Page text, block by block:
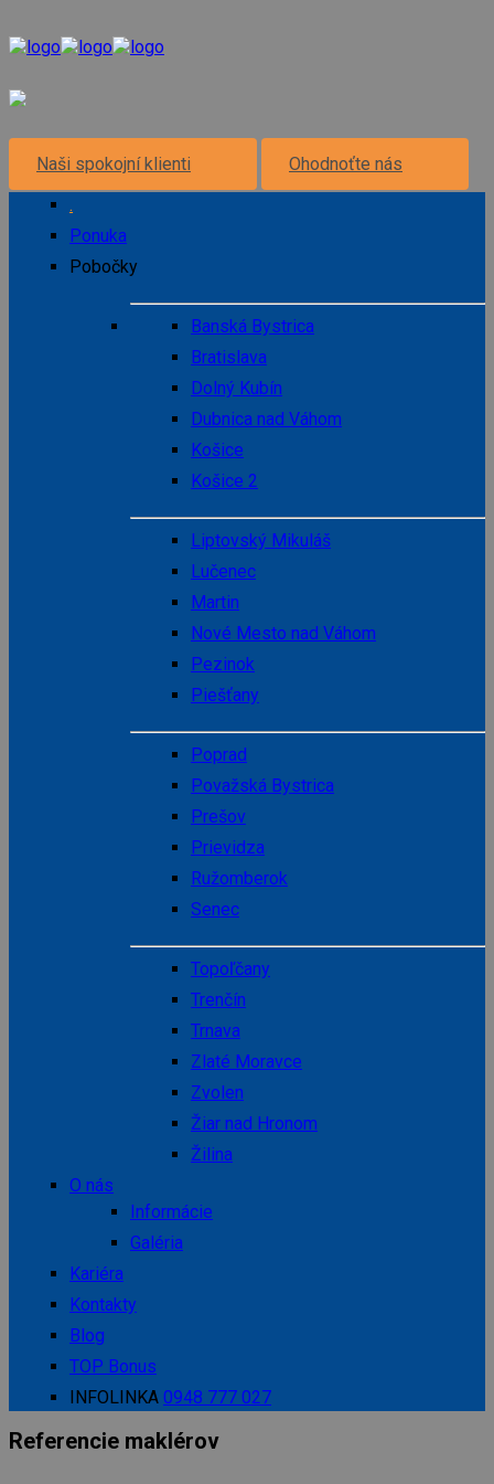
Naši spokojní klienti
Ohodnoťte nás
.
Ponuka
Pobočky
Banská Bystrica
Bratislava
Dolný Kubín
Dubnica nad Váhom
Košice
Košice 2
Liptovský Mikuláš
Lučenec
Martin
Nové Mesto nad Váhom
Pezinok
Piešťany
Poprad
Považská Bystrica
Prešov
Prievidza
Ružomberok
Senec
Topoľčany
Trenčín
Trnava
Zlaté Moravce
Zvolen
Žiar nad Hronom
Žilina
O nás
Informácie
Galéria
Kariéra
Kontakty
Blog
TOP Bonus
INFOLINKA 0948 777 027
Referencie maklérov